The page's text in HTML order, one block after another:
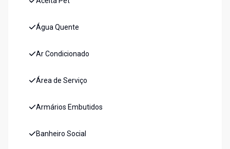
Água Quente
Ar Condicionado
Área de Serviço
Armários Embutidos
Banheiro Social